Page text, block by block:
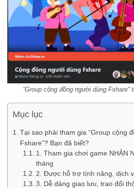
“Group cộng đồng người dùng Fshare”
Mục lục
Tại sao phải tham gia “Group cộng
Fshare”? Bạn đã biết?
1. Tham gia chơi game NHẬN
tháng
2. Được hỗ trợ tính năng, dịch
3. Dễ dàng giao lưu, trao đổi